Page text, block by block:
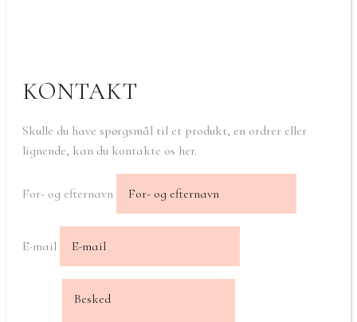
KONTAKT
Skulle du have spørgsmål til et produkt, en ordrer eller
lignende, kan du kontakte os her.
For- og efternavn
E-mail